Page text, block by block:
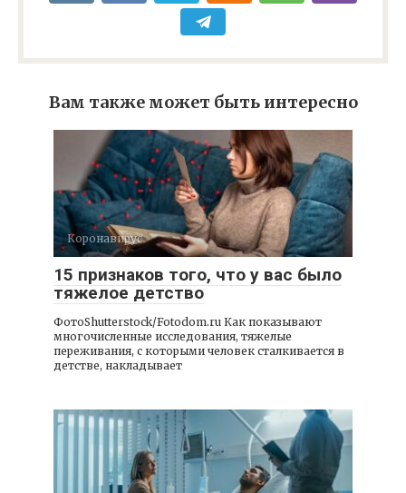
Вам также может быть интересно
Коронавирус
15 признаков того, что у вас было
тяжелое детство
ФотоShutterstock/Fotodom.ru Как показывают
многочисленные исследования, тяжелые
переживания, с которыми человек сталкивается в
детстве, накладывает